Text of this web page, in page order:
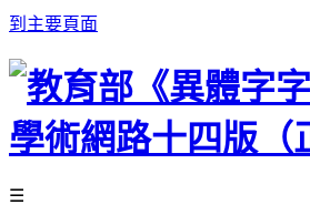
到主要頁面
☰